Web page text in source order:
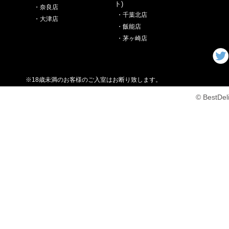
・奈良店
・大津店
ト)
・千葉北店
・飯能店
・茅ヶ崎店
※18歳未満のお客様のご入室はお断り致します。
©